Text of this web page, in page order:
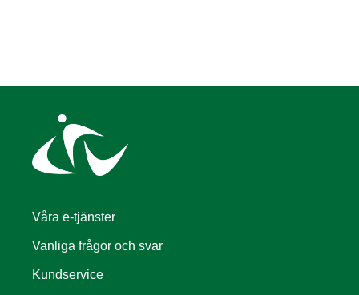
Våra e-tjänster
Vanliga frågor och svar
Kundservice